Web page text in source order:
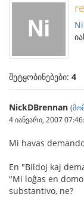
შეტყობინებები: 4
NickDBrennan (
4 იანვარი, 2007
Mi havas
En "Bildoj kaj
"Mi loĝas en
substantivo, ne?